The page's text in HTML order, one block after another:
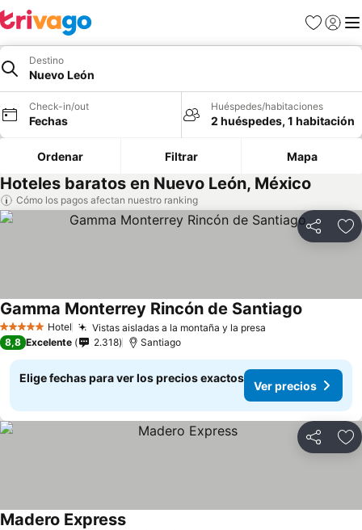
Favoritos
Iniciar
Destino
Nuevo León
Check-in/out
Fechas
Huéspedes/habitaciones
2 huéspedes, 1 habitación
Ordenar Filtrar Mapa
Hoteles baratos en Nuevo León, México
Cómo los pagos afectan nuestro ranking
Compartir
5 Estrellas Hotel Vistas aisladas a la montaña y la presa
Gamma Monterrey Rincón de Santiago
8,8 Excelente 2.318 Santiago
Elige fechas para ver los precios exactos
Ver precios
Compartir
Madero Express